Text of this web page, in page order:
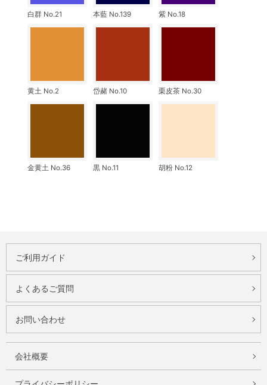
白群 No.21 本藍 No.139 紫 No.18
黄土 No.2 岱赭 No.10 栗皮茶 No.30
金黄土 No.36 黒 No.11 胡粉 No.12
ご利用ガイド
よくあるご質問
お問い合わせ
会社概要